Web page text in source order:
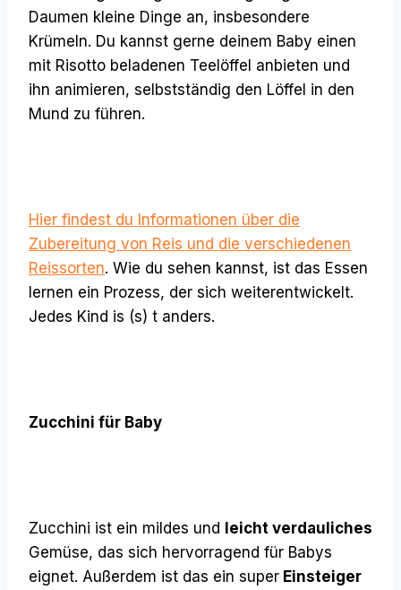
Daumen kleine Dinge an, insbesondere
Krümeln. Du kannst gerne deinem Baby einen
mit Risotto beladenen Teelöffel anbieten und
ihn animieren, selbstständig den Löffel in den
Mund zu führen.
Hier findest du Informationen über die
Zubereitung von Reis und die verschiedenen
Reissorten. Wie du sehen kannst, ist das Essen
lernen ein Prozess, der sich weiterentwickelt.
Jedes Kind is (s) t anders.
Zucchini für Baby
Zucchini ist ein mildes und leicht verdauliches
Gemüse, das sich hervorragend für Babys
eignet. Außerdem ist das ein super Einsteiger